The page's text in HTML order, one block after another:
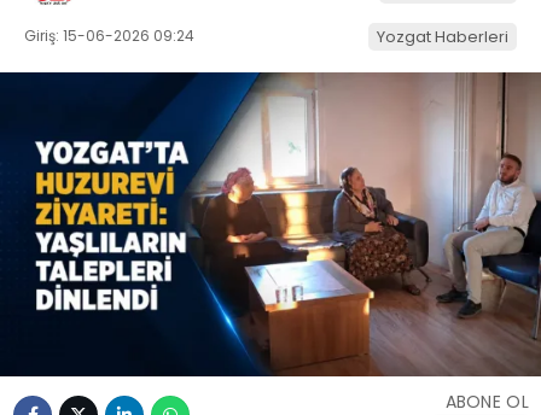
Giriş: 15-06-2026 09:24 Yozgat Haberleri
ABONE OL